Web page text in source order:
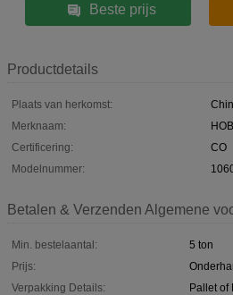
Beste prijs
Productdetails
Plaats van herkomst:
Merknaam:
Certificering:
CO
Modelnummer:
Betalen & Verzenden Algemene
Min. bestelaantal:
5 ton
Prijs:
Verpakking Details:
Pallet of